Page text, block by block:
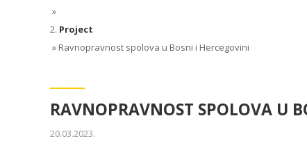
»
Project
» Ravnopravnost spolova u Bosni i Hercegovini
RAVNOPRAVNOST SPOLOVA U
20.03.2023.